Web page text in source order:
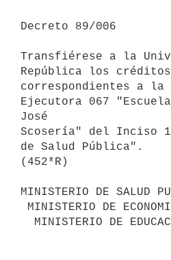
Decreto 89/006
Transfiérese a la
República los
correspondientes a la
Ejecutora 067
José
Scosería" del Inciso
de Salud Pública".
(452*R)
MINISTERIO DE SALUD